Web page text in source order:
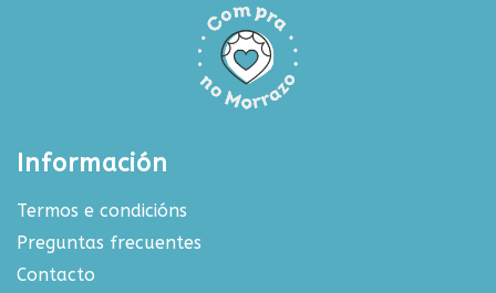
Información
Termos e condicións
Preguntas frecuentes
Contacto